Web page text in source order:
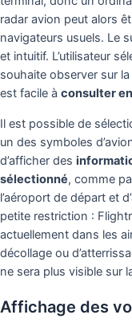
radar avion peut alors
navigateurs usuels. Le
et intuitif. L’utilisateur
souhaite observer sur
est facile à consulter
Il est possible de
un des symboles
d’afficher des
sélectionné, comme
l’aéroport de départ et
petite restriction :
actuellement dans les
décollage ou
ne sera plus visible sur
Affichage des